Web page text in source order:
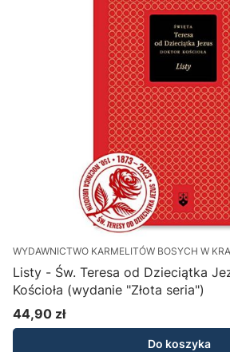
WYDAWNICTWO KARMELITÓW BOSYCH W
Listy - Św. Teresa od Dzieciątka Jezus Doktor
Kościoła (wydanie "Złota seria")
Cena
44,90 zł
Do koszyka